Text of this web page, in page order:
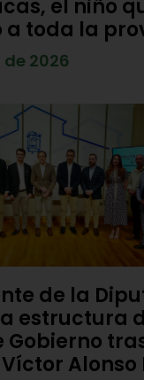
el niño
a toda la
2026
de la
estructura
Gobierno
Alonso